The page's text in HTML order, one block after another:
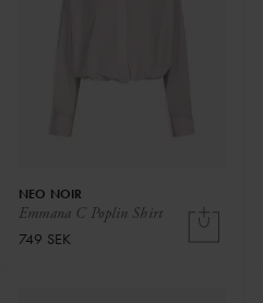
Emmana C Poplin Shirt
NEO NOIR
749 SEK